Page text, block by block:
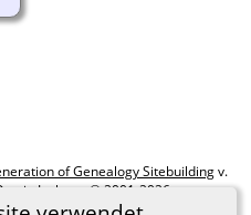
of Genealogy Sitebuildingv.
Lythgoe © 2001-2026.